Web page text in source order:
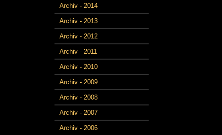
Archiv - 2014
Archiv - 2013
Archiv - 2012
Archiv - 2011
Archiv - 2010
Archiv - 2009
Archiv - 2008
Archiv - 2007
Archiv - 2006